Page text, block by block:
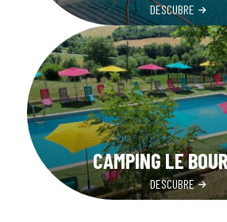
DESCUBRE
CAMPING LE
DESCUBRE